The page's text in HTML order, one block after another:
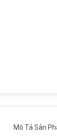
Mô Tả Sản